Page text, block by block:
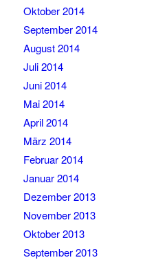
Oktober 2014
September 2014
August 2014
Juli 2014
Juni 2014
Mai 2014
April 2014
März 2014
Februar 2014
Januar 2014
Dezember 2013
November 2013
Oktober 2013
September 2013